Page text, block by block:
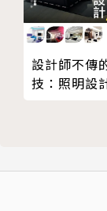
設計師不傳
技：照明設